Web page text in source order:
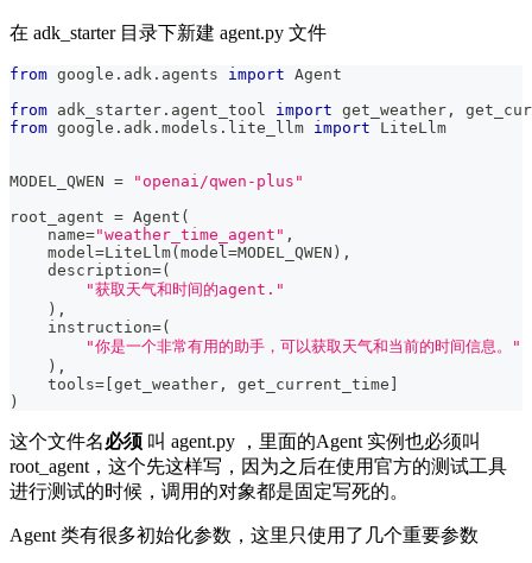
在 adk_starter 目录下新建 agent.py 文件
from google . adk . agents import Agent
from adk_starter . agent_tool import get_weather ,
from google . adk . models . lite_llm import LiteLlm
MODEL_QWEN =
"openai/qwen-plus"
root_agent = Agent (
    name
="weather_time_agent" ,
    model
=LiteLlm( model =MODEL_QWEN ) ,
    description
=(
"获取天气和时间的agent."
) ,
    instruction
=(
"你是一个非常有用的助手，可以获取天气和当前的时间信息。"
) ,
    tools
= get_weather , get_current_time
)
这个文件名必须 叫 agent.py ，里面的Agent 实例也必须叫
root_agent，这个先这样写，因为之后在使用官方的测试工具
进行测试的时候，调用的对象都是固定写死的。
Agent 类有很多初始化参数，这里只使用了几个重要参数